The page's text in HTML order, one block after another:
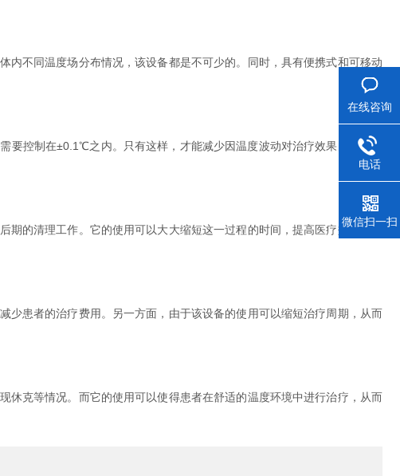
不同温度场分布情况，该设备都是不可少的。同时，具有便携式和可移动
控制在±0.1℃之内。只有这样，才能减少因温度波动对治疗效果的影响。
的清理工作。它的使用可以大大缩短这一过程的时间，提高医疗效率。同
患者的治疗费用。另一方面，由于该设备的使用可以缩短治疗周期，从而
克等情况。而它的使用可以使得患者在舒适的温度环境中进行治疗，从而
在线咨询
电话
微信扫一扫